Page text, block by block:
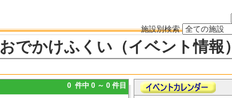
施設別検索
おでかけふくい（イベント情報）
0 件中 0 ～ 0 件目